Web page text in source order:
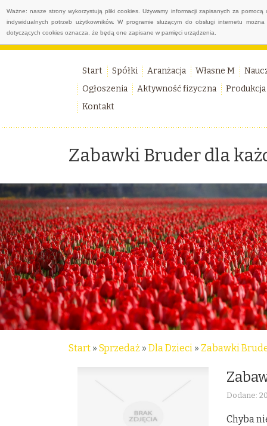
Ważne: nasze strony wykorzystują pliki cookies. Używamy informacji zapisanych za
indywidualnych potrzeb użytkowników. W programie służącym do obsługi internetu
dotyczących cookies oznacza, że będą one zapisane w pamięci urządzenia.
Start Spółki Aranżacja Własne M
Ogłoszenia
Aktywność fizyczna
Produkcja
Kontakt
Zabawki Bruder dla
Start » Sprzedaż » Dla Dzieci » Zabawki
Dodane:
Chyba